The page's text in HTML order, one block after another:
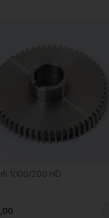
1000/200 HD